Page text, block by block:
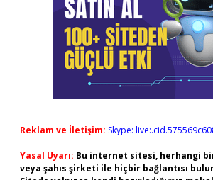
Reklam ve İletişim: Skype:
Yasal Uyarı: Bu internet sitesi, herhangi
veya şahıs şirketi ile hiçbir bağlantısı